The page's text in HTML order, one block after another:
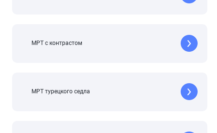
МРТ с контрастом
МРТ турецкого седла